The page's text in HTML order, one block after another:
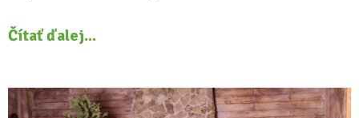
Čítať ďalej...